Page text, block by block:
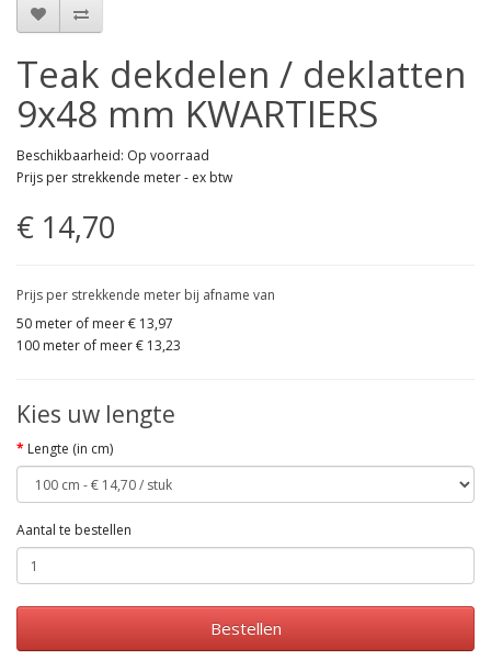
Teak dekdelen / deklatten
9x48 mm KWARTIERS
Beschikbaarheid: Op voorraad
Prijs per strekkende meter - ex btw
€ 14,70
Prijs per strekkende meter bij afname van
50 meter of meer € 13,97
100 meter of meer € 13,23
Kies uw lengte
Lengte (in cm)
Aantal te bestellen
Bestellen